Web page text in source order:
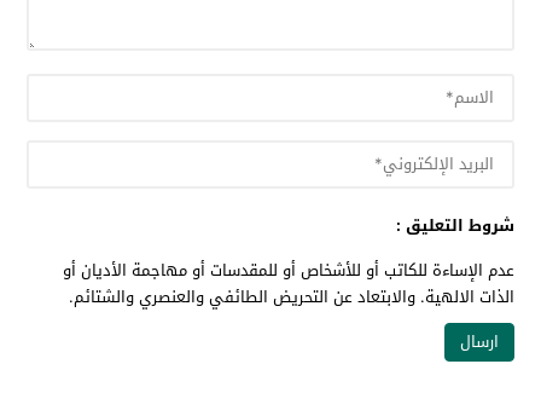
شروط التعليق :
عدم الإساءة للكاتب أو للأشخاص أو للمقدسات أو مهاجمة الأديان أو
الذات الالهية. والابتعاد عن التحريض الطائفي والعنصري والشتائم.